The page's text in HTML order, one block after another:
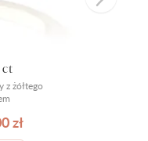
z żółtego
ct
zł